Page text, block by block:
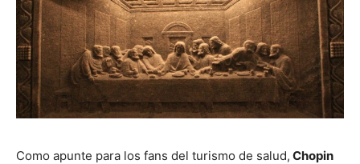
Como apunte para los fans del turismo de salud, Chopin